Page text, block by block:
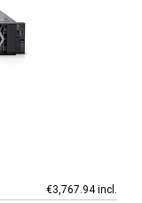
€3,767.94 incl.